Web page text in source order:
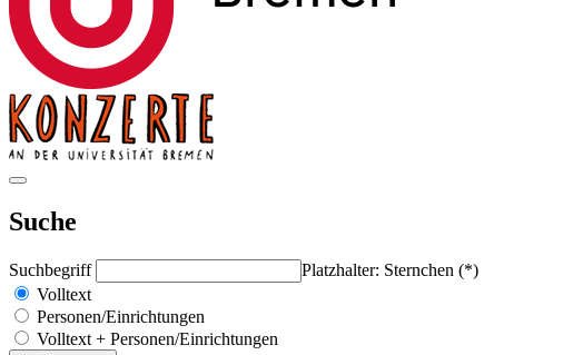
Suche
Suchbegriff
Platzhalter: Sternchen (*)
Volltext
Personen/Einrichtungen
Volltext + Personen/Einrichtungen